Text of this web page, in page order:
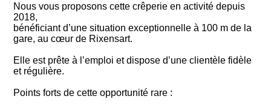
Nous vous proposons cette crêperie en activité depuis
2018,
bénéficiant d’une situation exceptionnelle à 100 m de la
gare, au cœur de Rixensart.
Elle est prête à l’emploi et dispose d’une clientèle fidèle
et régulière.
Points forts de cette opportunité rare :